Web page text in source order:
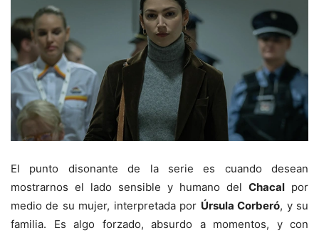
El punto disonante de la serie es cuando desean
mostrarnos el lado sensible y humano del Chacal por
medio de su mujer, interpretada por Úrsula Corberó, y su
familia. Es algo forzado, absurdo a momentos, y con